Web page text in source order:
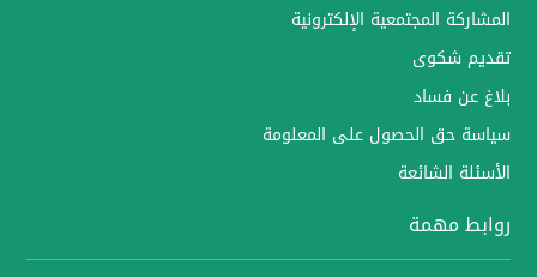
المشاركة المجتمعية الإلكترونية
تقديم شكوى
بلاغ عن فساد
سياسة حق الحصول على المعلومة
الأسئلة الشائعة
روابط مهمة